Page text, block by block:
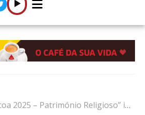
Religioso” inaugurada no Museu Municipal da Fotografia João Carpinteiro